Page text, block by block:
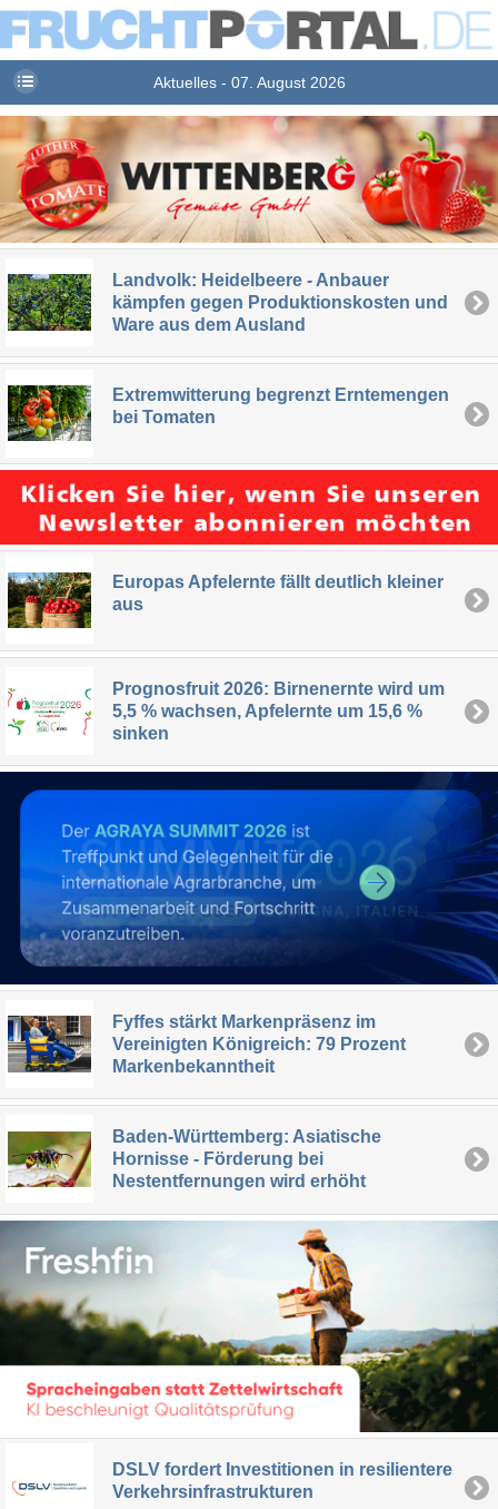
Aktuelles - 07. August 2026
Landvolk: Heidelbeere - Anbauer
kämpfen gegen Produktionskosten und
Ware aus dem Ausland
Extremwitterung begrenzt Erntemengen
bei Tomaten
Europas Apfelernte fällt deutlich kleiner
aus
Prognosfruit 2026: Birnenernte wird um
5,5 % wachsen, Apfelernte um 15,6 %
sinken
Fyffes stärkt Markenpräsenz im
Vereinigten Königreich: 79 Prozent
Markenbekanntheit
Baden-Württemberg: Asiatische
Hornisse - Förderung bei
Nestentfernungen wird erhöht
DSLV fordert Investitionen in resilientere
Verkehrsinfrastrukturen